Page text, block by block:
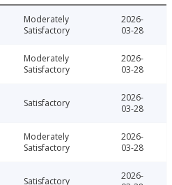
Moderately
Satisfactory
2026-
03-28
Moderately
Satisfactory
2026-
03-28
Satisfactory
2026-
03-28
Moderately
Satisfactory
2026-
03-28
Satisfactory
2026-